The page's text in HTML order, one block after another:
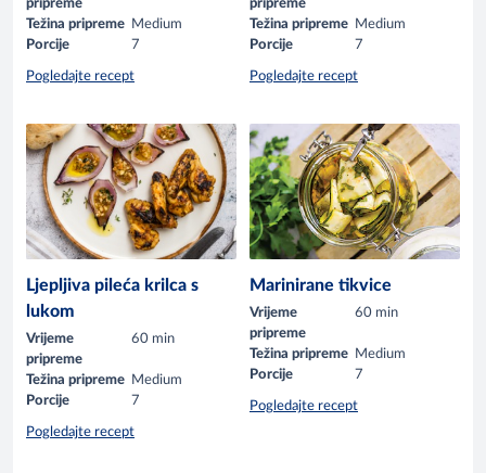
pripreme
Težina pripreme
Medium
Porcije
7
Pogledajte recept
pripreme
Težina pripreme
Medium
Porcije
7
Pogledajte recept
Ljepljiva pileća krilca s
lukom
Vrijeme
pripreme
60 min
Težina pripreme
Medium
Porcije
7
Pogledajte recept
Marinirane tikvice
Vrijeme
pripreme
60 min
Težina pripreme
Medium
Porcije
7
Pogledajte recept